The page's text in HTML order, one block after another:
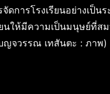
การโรงเรียนอย่างเป็น
นให้มีความเป็นมนุษย์ที่
ญจวรรณ เทสันตะ : ภาพ)